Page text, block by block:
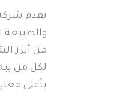
تقدم
والطبيعة
من أبرز
لكل من
بأعلى